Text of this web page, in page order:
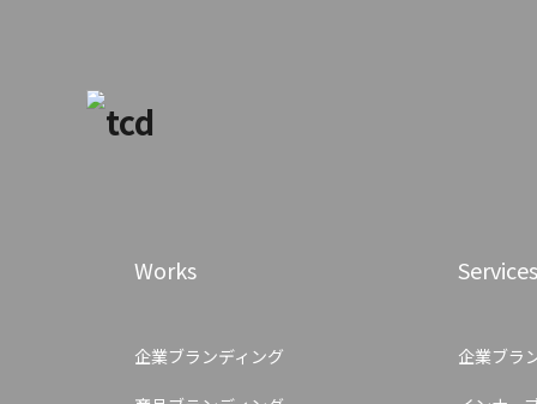
Works
企業ブランディング
Services
企業ブラ